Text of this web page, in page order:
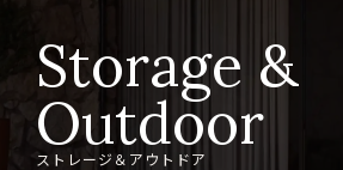
Storage &
Outdoor
ストレージ＆アウトドア